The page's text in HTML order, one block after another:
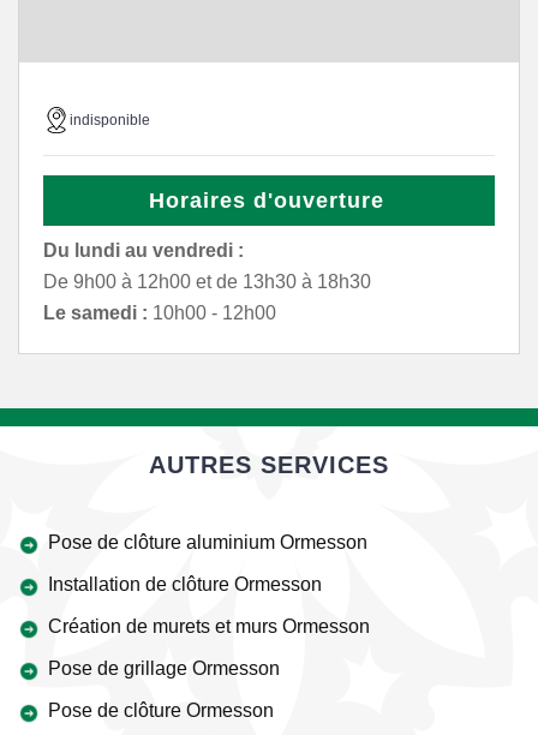
indisponible
Horaires d'ouverture
Du lundi au vendredi :
De 9h00 à 12h00 et de 13h30 à 18h30
Le samedi : 10h00 - 12h00
AUTRES SERVICES
Pose de clôture aluminium Ormesson
Installation de clôture Ormesson
Création de murets et murs Ormesson
Pose de grillage Ormesson
Pose de clôture Ormesson